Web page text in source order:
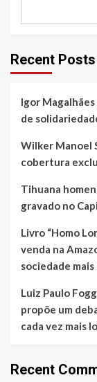
Recent Posts
Igor
de
Wilker Manoel
cobertura
Tihuana
gravado no
Livro “Homo
venda na
sociedade
Luiz Paulo
propõe um
cada vez mais
Recent